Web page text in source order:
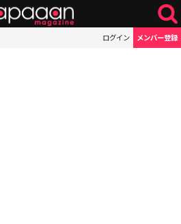
ログイン メンバー登録